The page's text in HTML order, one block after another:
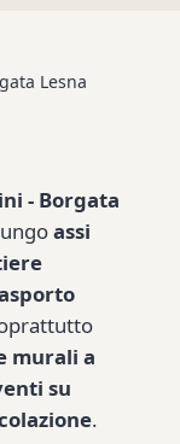
Lesna
- Borgata
assi
murali a
su
.